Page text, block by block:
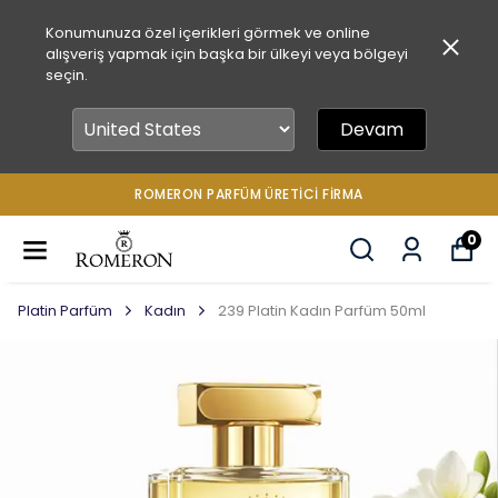
Konumunuza özel içerikleri görmek ve online
alışveriş yapmak için başka bir ülkeyi veya bölgeyi
seçin.
Devam
ROMERON PARFÜM ÜRETICI FIRMA
0
Platin Parfüm Kadın 239 Platin Kadın Parfüm 50ml